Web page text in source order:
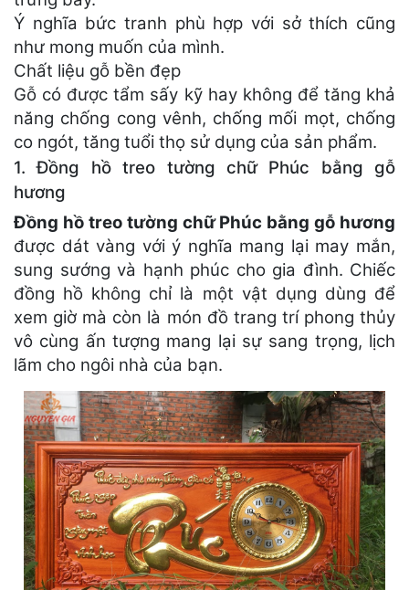
Ý nghĩa bức tranh phù hợp với sở thích cũng
như mong muốn của mình.
Chất liệu gỗ bền đẹp
Gỗ có được tẩm sấy kỹ hay không để tăng khả
năng chống cong vênh, chống mối mọt, chống
co ngót, tăng tuổi thọ sử dụng của sản phẩm.
1. Đồng hồ treo tường chữ Phúc bằng gỗ
hương
Đồng hồ treo tường chữPhúc bằng gỗ hương
được dát vàng với ý nghĩa mang lại may mắn,
sung sướng và hạnh phúc cho gia đình. Chiếc
đồng hồ không chỉ là một vật dụng dùng để
xem giờ mà còn là món đồ trang trí phong thủy
vô cùng ấn tượng mang lại sự sang trọng, lịch
lãm cho ngôi nhà của bạn.